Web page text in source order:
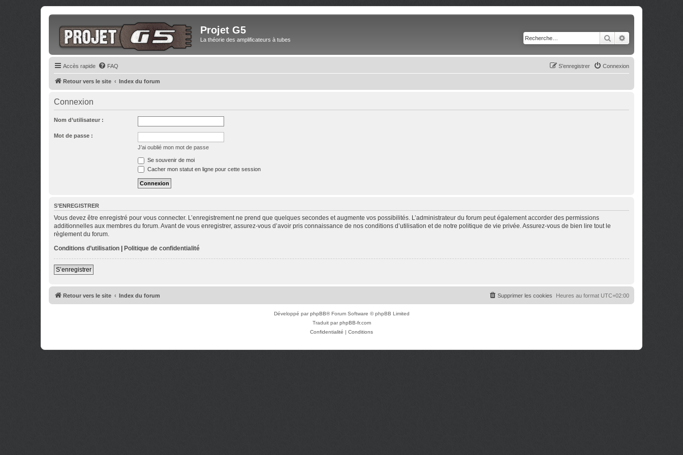
Projet G5
La théorie des amplificateurs à tubes Rechercher
Accès rapide FAQ Connexion
S’enregistrer
Retour vers le site Index du forum
Connexion
Nom d’utilisateur :
Mot de passe :
J’ai oublié mon mot de passe
Se souvenir de moi
Cacher mon statut en ligne pour cette session
S’ENREGISTRER
Vous devez être enregistré pour vous connecter. L’enregistrement ne prend que quelques secondes et augmente vos possibilités. L’administrateur du forum peut également accorder des permissions
additionnelles aux membres du forum. Avant de vous enregistrer, assurez-vous d’avoir pris connaissance de nos conditions d’utilisation et de notre politique de vie privée. Assurez-vous de bien lire tout le
règlement du forum.
Conditions d’utilisation | Politique de confidentialité
S’enregistrer
Retour vers le site Index du forum Heures au format UTC+02:00
Supprimer les cookies
Développé parphpBB® Forum Software © phpBB Limited
Traduit parphpBB-fr.com
Confidentialité | Conditions